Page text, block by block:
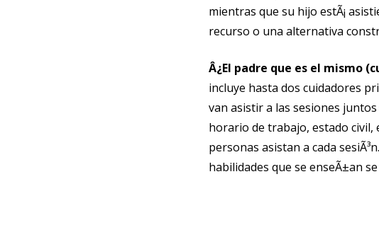
mientras que su hijo estÃ¡
recurso o una alternativa
Â¿El padre que es el mismo
incluye hasta dos cuidadores
van asistir a las sesiones
horario de trabajo, estado civil,
personas asistan a cada
habilidades que se enseÃ±an